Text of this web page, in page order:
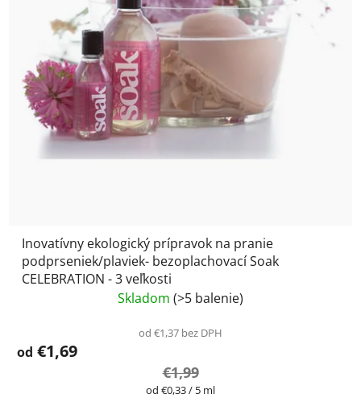
Inovatívny ekologický prípravok na pranie
podprseniek/plaviek- bezoplachovací Soak
CELEBRATION - 3 veľkosti
Skladom (>5 balenie)
od €1,37 bez DPH
od €1,69
€1,99
Jednotková
od €0,33 / 5 ml